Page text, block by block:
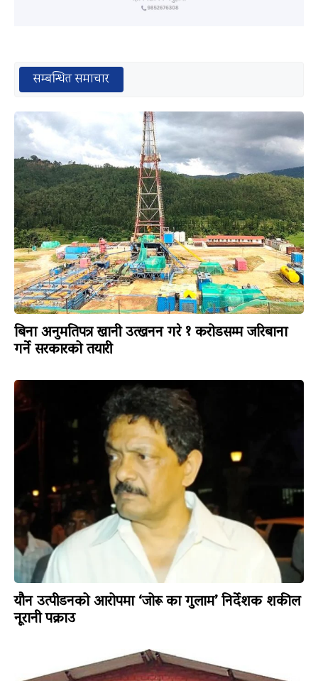
सम्बन्धित समाचार
बिना अनुमतिपत्र खानी उत्खनन गरे १ करोडसम्म जरिबाना
गर्ने सरकारको तयारी
यौन उत्पीडनको आरोपमा ‘जोरू का गुलाम’ निर्देशक शकील
नूरानी पक्राउ